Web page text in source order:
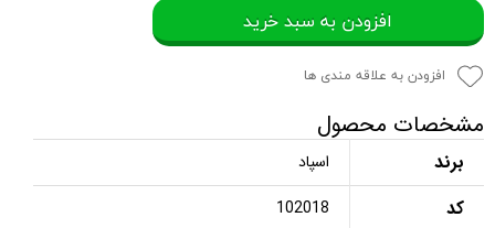
افزودن به سبد خرید
افزودن به علاقه مندی ها
مشخصات محصول
برند اسپاد
کد 102018